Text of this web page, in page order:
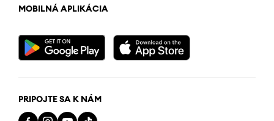
MOBILNÁ APLIKÁCIA
PRIPOJTE SA K NÁM